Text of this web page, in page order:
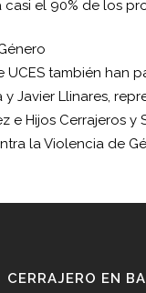
el 90% de los
también han
Javier Llinares,
e Hijos Cerrajeros
la Violencia de
CERRAJERO EN